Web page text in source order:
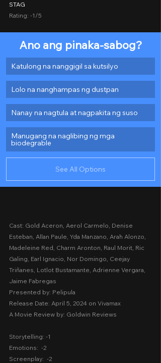
STAG
Rating: -1/5
Ano ang pinaka-sabog?
Katulong na nanggigil sa kutsilyo
Lolo na nanghampas ng dustpan
Nanay na nagtula at nagpakita ng suso
Manugang na naglibing ng mga
biodegrable
See All Options
Cast: Gold Aceron, Aerol Carmelo, Denise
Esteban, Allan Paule, Yda Manzano, Arah Alonzo,
Madeleine Red, Charm Aronton, Raul Morit, Ric
Galing, Earl Ignacio, Nor Domingo, Ceejay
Triñanes, Lotlot Bustamante, Adrienne Vergara,
Jaime Fabregas
Presented by: Pelipula
Release Date: April 5, 2024 on Vivamax
A Movie Review by: Goldwin Reviews
Storytelling: -1
Emotions:  -2
Screenplay:  -2